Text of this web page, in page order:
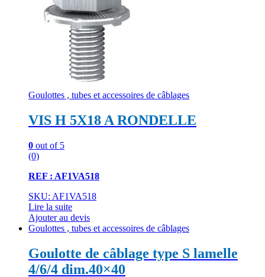
Goulottes , tubes et accessoires de câblages
VIS H 5X18 A RONDELLE
0 out of 5
(0)
REF : AF1VA518
SKU: AF1VA518
Lire la suite
Ajouter au devis
Goulottes , tubes et accessoires de câblages
Goulotte de câblage type S lamelle
4/6/4 dim.40×40